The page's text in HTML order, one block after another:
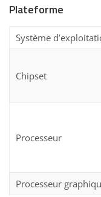
Plateforme
Système
Chipset
Processeur
Processeur